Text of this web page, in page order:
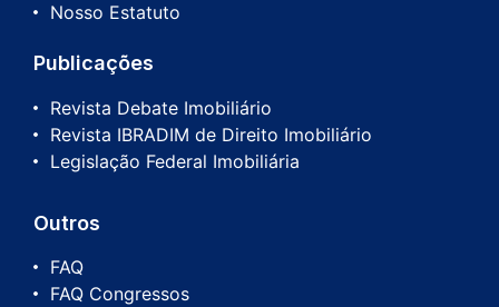
Nosso Estatuto
Publicações
Revista Debate Imobiliário
Revista IBRADIM de Direito Imobiliário
Legislação Federal Imobiliária
Outros
FAQ
FAQ Congressos